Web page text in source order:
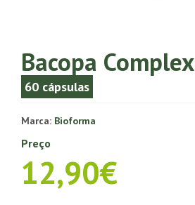
Bacopa Complex
60 cápsulas
Marca: Bioforma
Preço
12,90€